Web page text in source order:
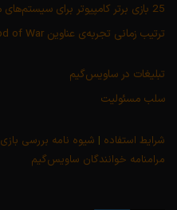
25 بازی برتر کامپیوتر برای سیستم‌های متوسط و ضعیف
ترتیب زمانی تجربه‌ی عناوین God of War
تبلیغات در ساویس‌گیم
سلب مسئولیت
شرایط استفاده | شیوه نامه بررسی بازی
مرامنامه خوانندگان ساویس‌گیم